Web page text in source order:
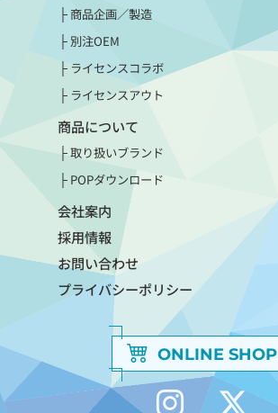
商品企画／製造
別注OEM
ライセンスコラボ
ライセンスアウト
商品について
取り扱いブランド
POPダウンロード
会社案内
採用情報
お問い合わせ
プライバシーポリシー
ONLINE SHOP